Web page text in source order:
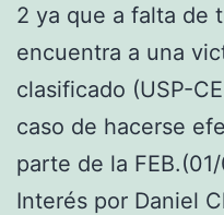
2 ya que a falta de
encuentra a una
clasificado (USP-
caso de hacerse
parte de la
Interés por Daniel